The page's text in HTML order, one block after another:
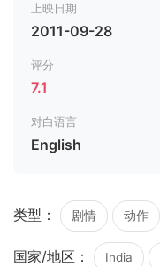
上映日期
2011-09-28
评分
7.1
对白语言
English
类型： 剧情 动作
国家/地区： India